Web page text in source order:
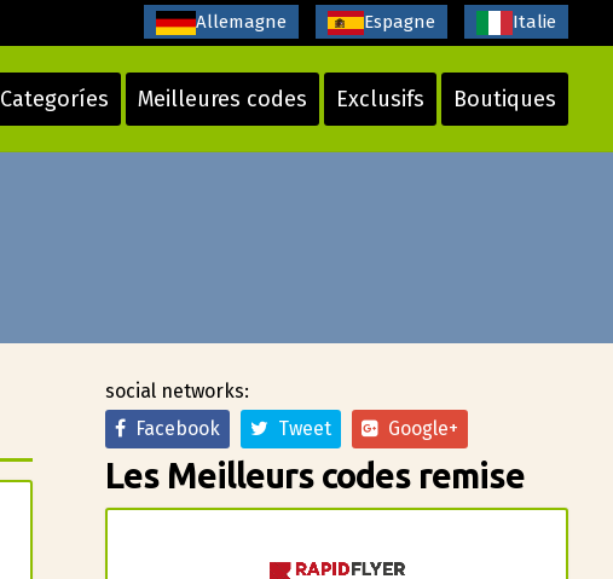
Categoríes Meilleures codes Exclusifs Boutiques
Allemagne Espagne Italie
social networks:
Facebook
Tweet Google+
Les Meilleurs codes remise